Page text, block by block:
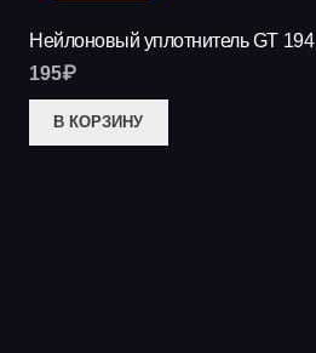
Нейлоновый уплотнитель GT 194
195₽
В КОРЗИНУ